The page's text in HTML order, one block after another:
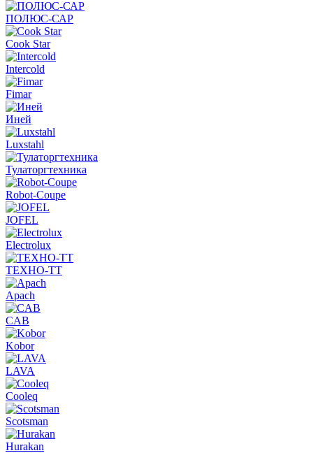
ПОЛЮС-САР
Cook Star
Intercold
Fimar
Иней
Luxstahl
Тулаторгтехника
Robot-Coupe
JOFEL
Electrolux
ТЕХНО-ТТ
Apach
CAB
Kobor
LAVA
Cooleq
Scotsman
Hurakan